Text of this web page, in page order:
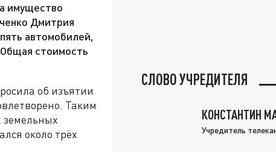
имущество
Дмитрия
автомобилей,
стоимость
об изъятии
Таким
земельных
около трёх
СЛОВО УЧРЕДИТЕЛЯ
КОНСТАНТИН
Учредитель